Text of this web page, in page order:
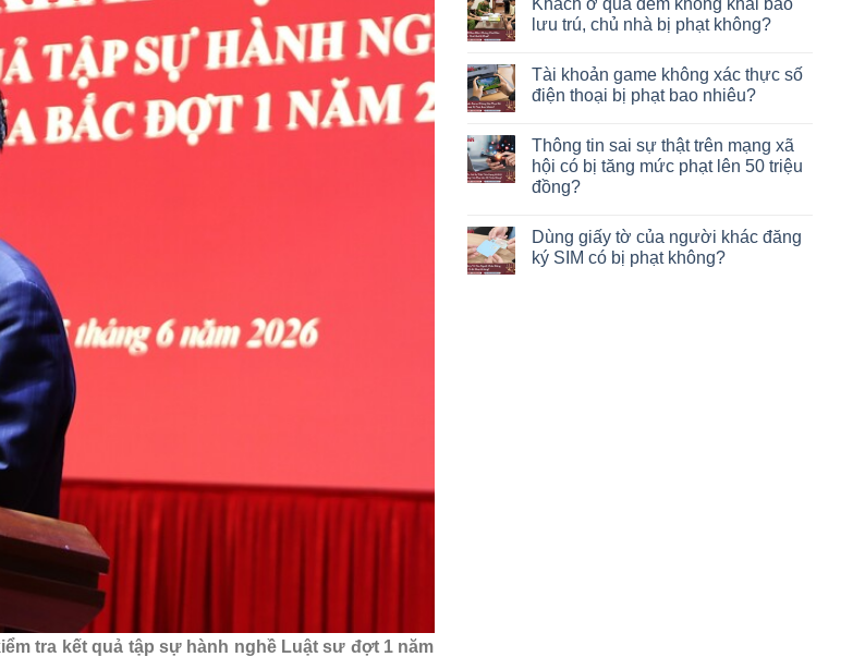
tra kết quả tập sự hành nghề Luật sư đợt 1 năm
Khách ở qua đêm không khai báo
lưu trú, chủ nhà bị phạt không?
Tài khoản game không xác thực số
điện thoại bị phạt bao nhiêu?
Thông tin sai sự thật trên mạng xã
hội có bị tăng mức phạt lên 50 triệu
đồng?
Dùng giấy tờ của người khác đăng
ký SIM có bị phạt không?